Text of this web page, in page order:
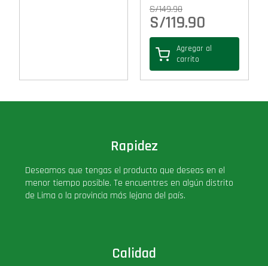
S/149.90
S/119.90
Agregar al
carrito
Rapidez
Deseamos que tengas el producto que deseas en el
menor tiempo posible. Te encuentres en algún distrito
de Lima o la provincia más lejana del país.
Calidad